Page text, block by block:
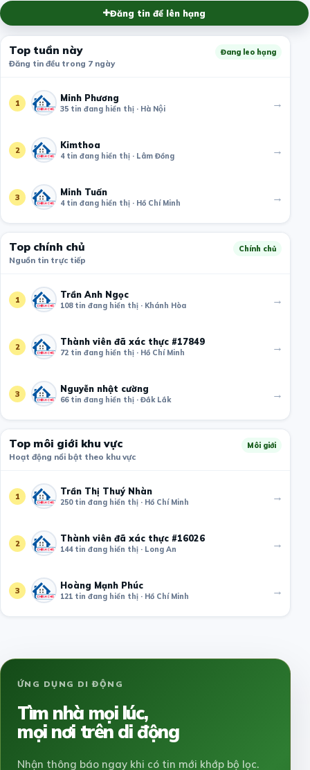
Đăng tin để lên hạng
Top tuần này
Đăng tin đều trong 7 ngày
Đang leo hạng
1 Minh Phương
35 tin đang hiển thị · Hà Nội →
2 Kimthoa
4 tin đang hiển thị · Lâm Đồng →
3 Minh Tuấn
4 tin đang hiển thị · Hồ Chí Minh →
Top chính chủ
Nguồn tin trực tiếp
Chính chủ
1 Trần Anh Ngọc
108 tin đang hiển thị · Khánh Hòa →
2 Thành viên đã xác thực #17849
72 tin đang hiển thị · Hồ Chí Minh →
3 Nguyễn nhật cường
66 tin đang hiển thị · Đắk Lắk →
Top môi giới khu vực
Hoạt động nổi bật theo khu vực
Môi giới
1 Trần Thị Thuý Nhàn
250 tin đang hiển thị · Hồ Chí Minh →
2 Thành viên đã xác thực #16026
144 tin đang hiển thị · Long An →
3 Hoàng Mạnh Phúc
121 tin đang hiển thị · Hồ Chí Minh →
ỨNG DỤNG DI ĐỘNG
Tìm nhà mọi lúc,
mọi nơi trên di động
Nhận thông báo ngay khi có tin mới khớp bộ lọc.